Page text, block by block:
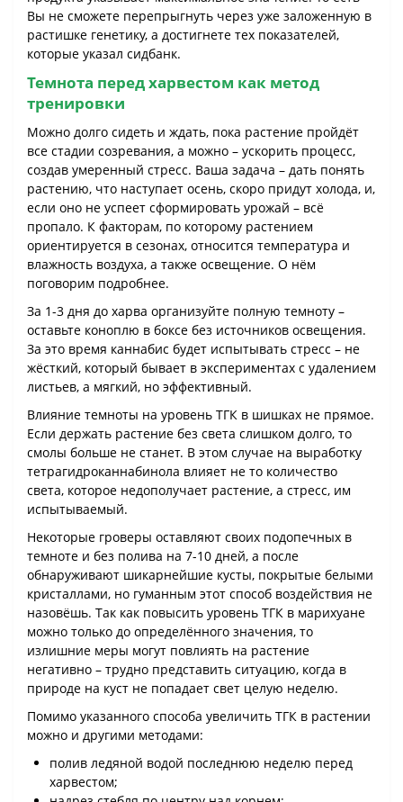
Вы не сможете перепрыгнуть через уже заложенную в
растишке генетику, а достигнете тех показателей,
которые указал сидбанк.
Темнота перед харвестом как метод
тренировки
Можно долго сидеть и ждать, пока растение пройдёт
все стадии созревания, а можно – ускорить процесс,
создав умеренный стресс. Ваша задача – дать понять
растению, что наступает осень, скоро придут холода, и,
если оно не успеет сформировать урожай – всё
пропало. К факторам, по которому растением
ориентируется в сезонах, относится температура и
влажность воздуха, а также освещение. О нём
поговорим подробнее.
За 1-3 дня до харва организуйте полную темноту –
оставьте коноплю в боксе без источников освещения.
За это время каннабис будет испытывать стресс – не
жёсткий, который бывает в экспериментах с удалением
листьев, а мягкий, но эффективный.
Влияние темноты на уровень ТГК в шишках не прямое.
Если держать растение без света слишком долго, то
смолы больше не станет. В этом случае на выработку
тетрагидроканнабинола влияет не то количество
света, которое недополучает растение, а стресс, им
испытываемый.
Некоторые гроверы оставляют своих подопечных в
темноте и без полива на 7-10 дней, а после
обнаруживают шикарнейшие кусты, покрытые белыми
кристаллами, но гуманным этот способ воздействия не
назовёшь. Так как повысить уровень ТГК в марихуане
можно только до определённого значения, то
излишние меры могут повлиять на растение
негативно – трудно представить ситуацию, когда в
природе на куст не попадает свет целую неделю.
Помимо указанного способа увеличить ТГК в растении
можно и другими методами:
полив ледяной водой последнюю неделю перед
харвестом;